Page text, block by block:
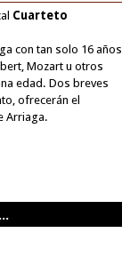
Cuarteto
con tan solo 16 años
Mozart u otros
edad. Dos breves
ofrecerán el
Arriaga.